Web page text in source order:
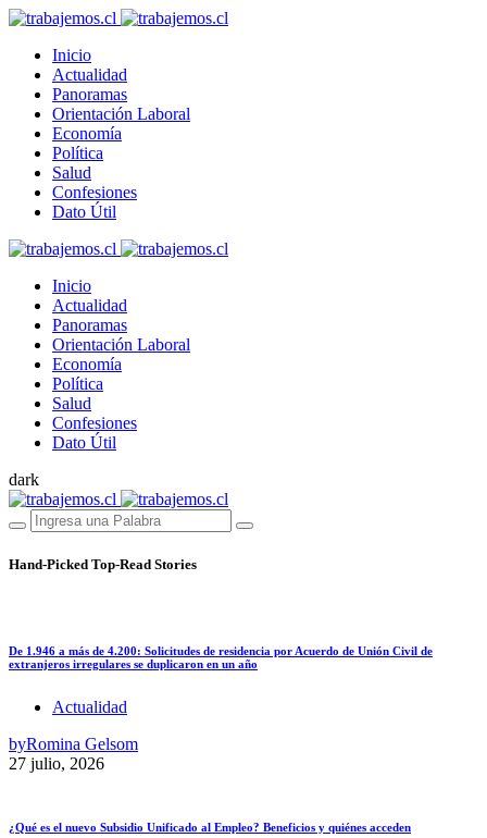
Inicio
Actualidad
Panoramas
Orientación Laboral
Economía
Política
Salud
Confesiones
Dato Útil
Inicio
Actualidad
Panoramas
Orientación Laboral
Economía
Política
Salud
Confesiones
Dato Útil
dark
Hand-Picked Top-Read Stories
De 1.946 a más de 4.200: Solicitudes de residencia por Acuerdo de Unión Civil de
extranjeros irregulares se duplicaron en un año
Actualidad
byRomina Gelsom
27 julio, 2026
¿Qué es el nuevo Subsidio Unificado al Empleo? Beneficios y quiénes acceden